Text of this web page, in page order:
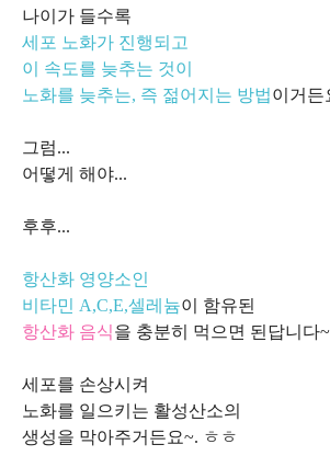
나이가 들수록
세포 노화가 진행되고
이 속도를 늦추는 것이
노화를 늦추는, 즉 젊어지는 방법이거든
그럼...
어떻게 해야...
후후...
항산화 영양소인
비타민 A,C,E,셀레늄이 함유된
항산화 음식을 충분히 먹으면 된답니다
세포를 손상시켜
노화를 일으키는 활성산소의
생성을 막아주거든요~. ㅎㅎ